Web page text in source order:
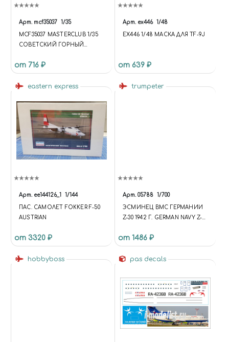
Арт. mcf35037 1/35
MCF35037 MASTERCLUB 1/35
СОВЕТСКИЙ ГОРНЫЙ
от 716 ₽
Арт. ex446 1/48
EX446 1/48 МАСКА ДЛЯ TF-9J
от 639 ₽
eastern express
Арт. ее144126_1 1/144
ПАС. САМОЛЕТ FOKKER F-50
AUSTRIAN
от 3320 ₽
trumpeter
Арт. 05788 1/700
ЭСМИНЕЦ ВМС ГЕРМАНИИ
Z-30 1942 Г. GERMAN NAVY Z-30
от 1486 ₽
hobbyboss pas decals